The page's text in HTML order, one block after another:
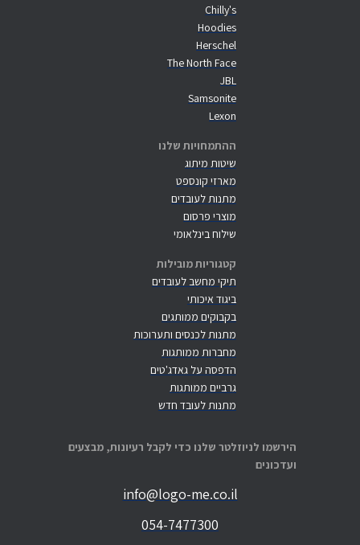
Chilly's
Hoodies
Herschel
The North Face
JBL
Samsonite
Lexon
ההתמחויות שלנו
שיטות מיתוג
מארזי קונספט
מתנות לעובדים
מוצרי פרסום
שילוח בינלאומי
קטגוריות מובילות
תיקי מחשב לעובדים
ביגוד איכותי
בקבוקים ממותגים
מתנות לכנסים ותערוכות
מחברות ממותגות
הדפסה על גאדג'טים
גרביים ממותגות
מתנות לעובד חדש
הירשמו לניוזלטר שלנו כדי לקבל רעיונות, מבצעים
ועדכונים
info@logo-me.co.il
054-7477300